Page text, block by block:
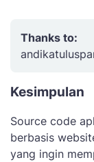
Thanks to:
Kesimpulan
Source code
berbasis
yang ingin